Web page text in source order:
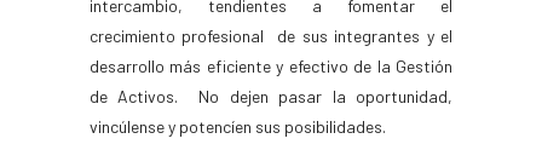
intercambio, tendientes a fomentar el
crecimiento profesional de sus integrantes y el
desarrollo más eficiente y efectivo de la Gestión
de Activos. No dejen pasar la oportunidad,
vincúlense y potencíen sus posibilidades.